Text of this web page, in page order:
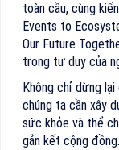
toàn cầu, cùng
Events to
Our Future
trong tư duy của
Không chỉ dừng
chúng ta cần xây
sức khỏe và thể
gắn kết cộng